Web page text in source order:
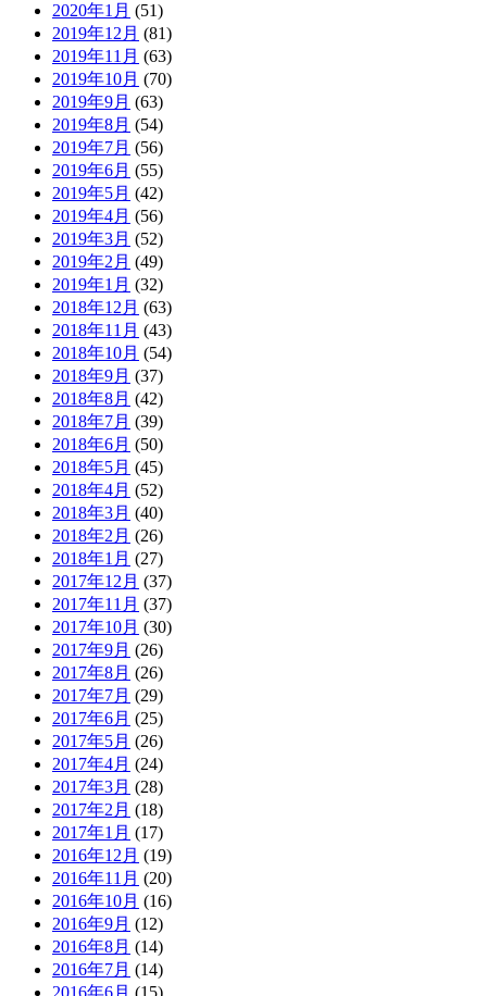
2020年1月 (51)
2019年12月 (81)
2019年11月 (63)
2019年10月 (70)
2019年9月 (63)
2019年8月 (54)
2019年7月 (56)
2019年6月 (55)
2019年5月 (42)
2019年4月 (56)
2019年3月 (52)
2019年2月 (49)
2019年1月 (32)
2018年12月 (63)
2018年11月 (43)
2018年10月 (54)
2018年9月 (37)
2018年8月 (42)
2018年7月 (39)
2018年6月 (50)
2018年5月 (45)
2018年4月 (52)
2018年3月 (40)
2018年2月 (26)
2018年1月 (27)
2017年12月 (37)
2017年11月 (37)
2017年10月 (30)
2017年9月 (26)
2017年8月 (26)
2017年7月 (29)
2017年6月 (25)
2017年5月 (26)
2017年4月 (24)
2017年3月 (28)
2017年2月 (18)
2017年1月 (17)
2016年12月 (19)
2016年11月 (20)
2016年10月 (16)
2016年9月 (12)
2016年8月 (14)
2016年7月 (14)